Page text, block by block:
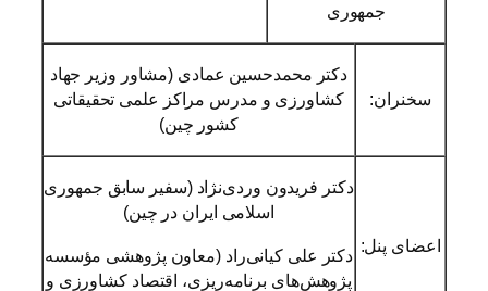
جمهوری
سخنران:
دکتر محمدحسین عمادی (مشاور وزیر جهاد
کشاورزی و مدرس مراکز علمی تحقیقاتی
کشور چین)
اعضای پنل:
دکتر فریدون وردی‌نژاد (سفیر سابق جمهوری
اسلامی ایران در چین)
دکتر علی کیانی‌راد (معاون پژوهشی مؤسسه
پژوهش‌های برنامه‌ریزی، اقتصاد کشاورزی و